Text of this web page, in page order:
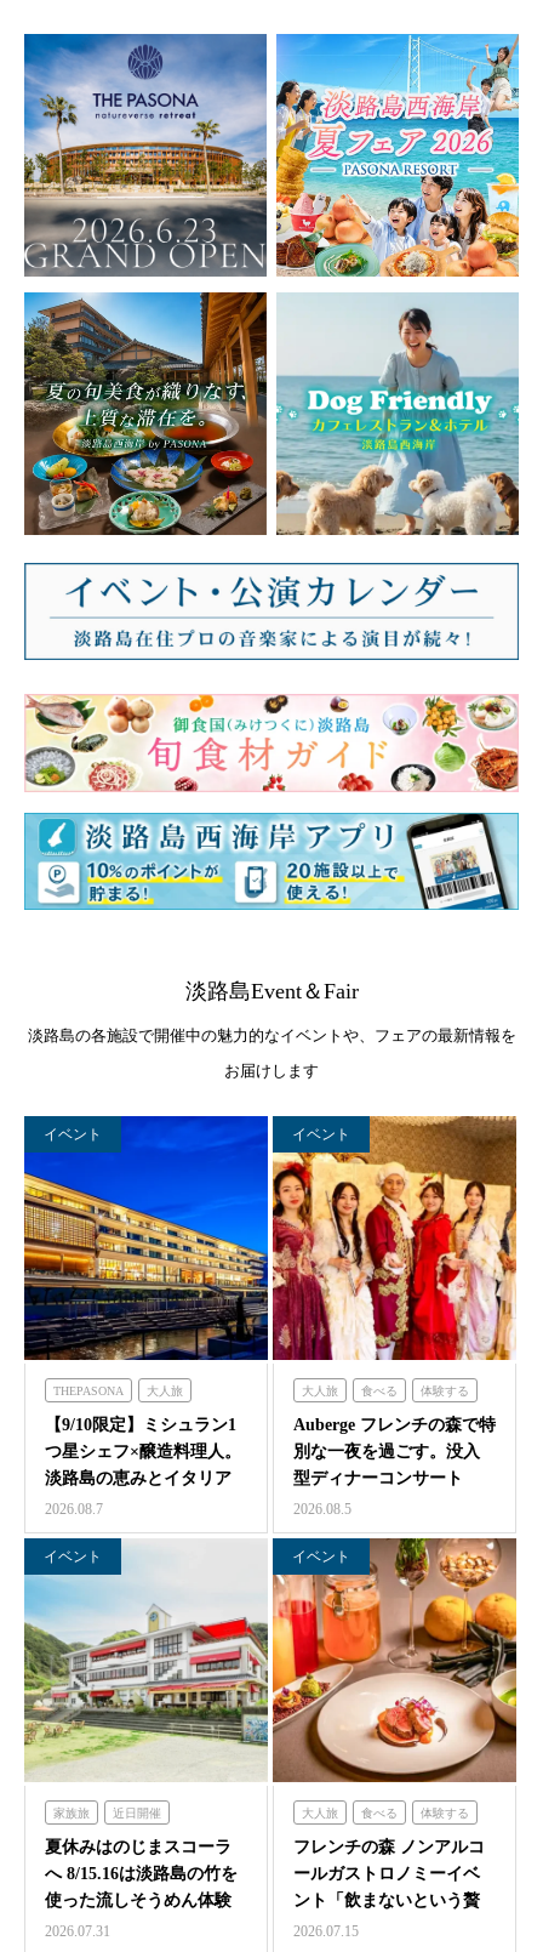
淡路島Event＆Fair
淡路島の各施設で開催中の魅力的なイベントや、フェアの最新情報を
お届けします
イベント
THEPASONA 大人旅
食べる 体験する
【9/10限定】ミシュラン1
つ星シェフ×醸造料理人。
淡路島の恵みとイタリア
料理の感性が交わ…
2026.08.7
イベント
大人旅 食べる 体験する
泊まる フレンチの森
Auberge フレンチの森で特
別な一夜を過ごす。没入
型ディナーコンサート
『サロン・ド・モ…
2026.08.5
イベント
家族旅 近日開催
のじまスコーラ
夏休みはのじまスコーラ
へ 8/15.16は淡路島の竹を
使った流しそうめん体験
2026.07.31
イベント
大人旅 食べる 体験する
フレンチの森
フレンチの森 ノンアルコ
ールガストロノミーイベ
ント「飲まないという贅
沢 ～香りと味覚の館～…
2026.07.15